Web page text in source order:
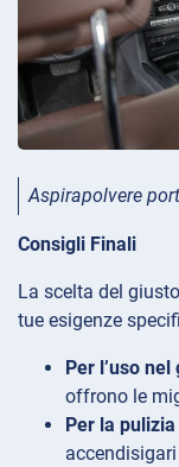
Aspirapolvere
Consigli Finali
La scelta del
tue esigenze
Per l’uso
offrono le
Per la